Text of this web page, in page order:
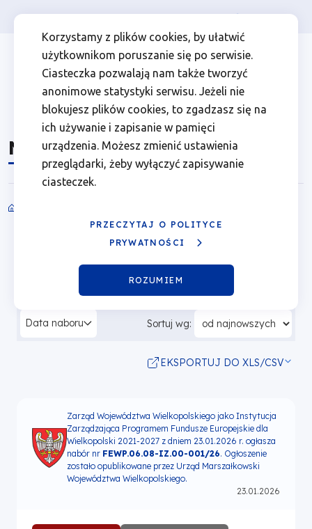
Korzystamy z plików cookies, by ułatwić
użytkownikom poruszanie się po serwisie.
Ciasteczka pozwalają nam także tworzyć
anonimowe statystyki serwisu. Jeżeli nie
blokujesz plików cookies, to zgadzasz się na
ich używanie i zapisanie w pamięci
urządzenia. Możesz zmienić ustawienia
przeglądarki, żeby wyłączyć zapisywanie
ciasteczek.
PRZECZYTAJ O POLITYCE
PRYWATNOŚCI
ROZUMIEM
Nabory
Fundusze
Europejskie
dla
Wielkopolski
Przejdź
głównej
nawigacji
Przejdź
wyszukiwarki
Przejdź
zawartości
strony
Przejdź
stopki
Menu
Header
Top
Osoba prywatna Firma
Menu
top
left
Nabory
Priorytet i działanie
Data naboru Sortuj wg:
EKSPORTUJ DO XLS/CSV
Zarząd Województwa Wielkopolskiego jako Instytucja
Zarządzająca Programem Fundusze Europejskie dla
Wielkopolski 2021-2027 z dniem 23.01.2026 r. ogłasza
nabór nr FEWP.06.08-IZ.00-001/26. Ogłoszenie
zostało opublikowane przez Urząd Marszałkowski
Województwa Wielkopolskiego.
23.01.2026